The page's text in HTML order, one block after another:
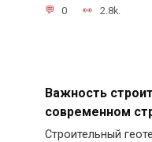
0 2.8k.
Важность
современном
Строительный